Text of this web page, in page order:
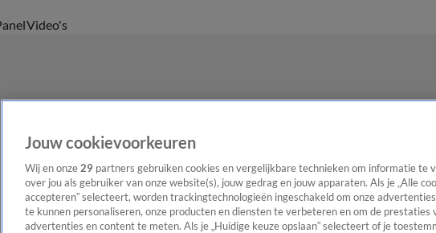
Video's
Jouw cookievoorkeuren
Wij en onze 29 partners gebruiken cookies en vergelijkbare technieken om informatie te
over jou als gebruiker van onze website(s), jouw gedrag en jouw apparaten. Als je „Alle
accepteren” selecteert, worden trackingtechnologieën ingeschakeld om onze
te kunnen personaliseren, onze producten en diensten te verbeteren en om de prestaties
advertenties en content te meten. Als je „Huidige keuze opslaan” selecteert of je